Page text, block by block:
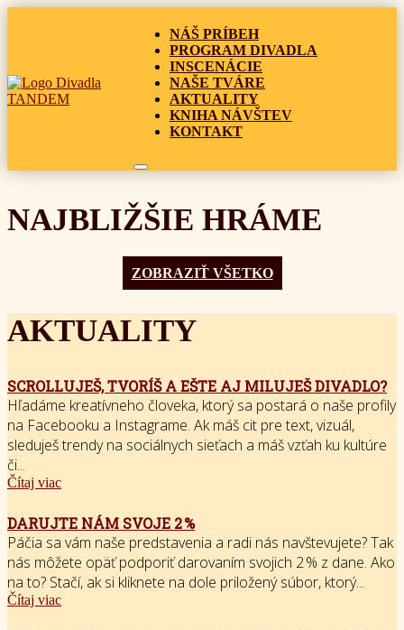
NÁŠ PRÍBEH
PROGRAM DIVADLA
INSCENÁCIE
NAŠE TVÁRE
AKTUALITY
KNIHA NÁVŠTEV
KONTAKT
NAJBLIŽŠIE HRÁME
ZOBRAZIŤ VŠETKO
AKTUALITY
SCROLLUJEŠ, TVORÍŠ A EŠTE AJ MILUJEŠ DIVADLO?
Hľadáme kreatívneho človeka, ktorý sa postará o naše profily
na Facebooku a Instagrame. Ak máš cit pre text, vizuál,
sleduješ trendy na sociálnych sieťach a máš vzťah ku kultúre
či...
Čítaj viac
DARUJTE NÁM SVOJE 2 %
Páčia sa vám naše predstavenia a radi nás navštevujete? Tak
nás môžete opäť podporiť darovaním svojich 2 % z dane. Ako
na to? Stačí, ak si kliknete na dole priložený súbor, ktorý...
Čítaj viac